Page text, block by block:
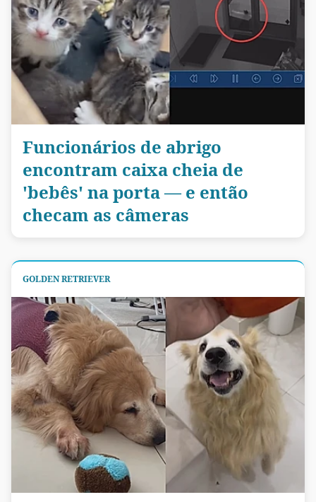
Funcionários de abrigo
encontram caixa cheia de
'bebês' na porta — e então
checam as câmeras
GOLDEN RETRIEVER